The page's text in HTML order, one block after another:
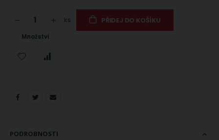
Množství
ks PŘIDEJ DO KOŠÍKU
PODROBNOSTI